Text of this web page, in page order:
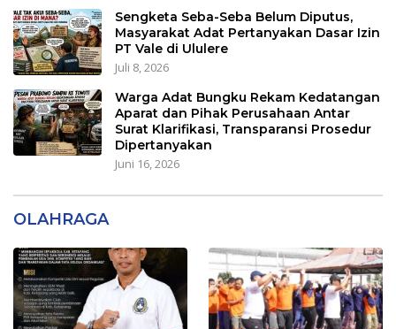
Sengketa Seba-Seba Belum Diputus,
Masyarakat Adat Pertanyakan Dasar Izin
PT Vale di Ululere
Juli 8, 2026
Warga Adat Bungku Rekam Kedatangan
Aparat dan Pihak Perusahaan Antar
Surat Klarifikasi, Transparansi Prosedur
Dipertanyakan
Juni 16, 2026
OLAHRAGA